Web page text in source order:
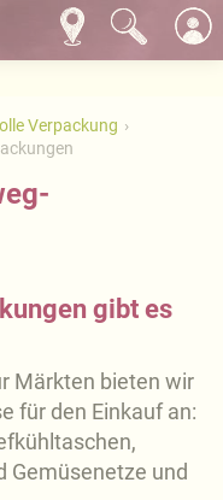
Verpackung
gibt es
Märkten bieten wir
für den Einkauf an:
Gemüsenetze und